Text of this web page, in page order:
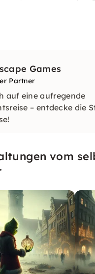
Games
Partner
auf eine aufregende
– entdecke die
vom